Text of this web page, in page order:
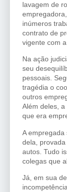
lavagem de
inúmeros
contrato de
vigente com
Na ação
seu
pessoais.
tragédia o
outros
Além deles,
que era
A empregada
dela,
autos. Tudo
colegas que
Já, em sua